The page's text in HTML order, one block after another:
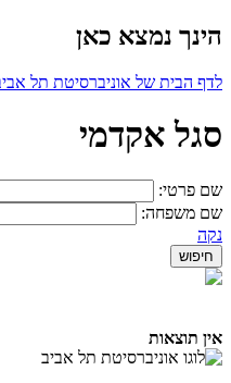
הינך נמצא כאן
לדף הבית של אוניברסיטת תל
סגל אקדמי
שם פרטי:
שם משפחה:
נקה
אין תוצאות